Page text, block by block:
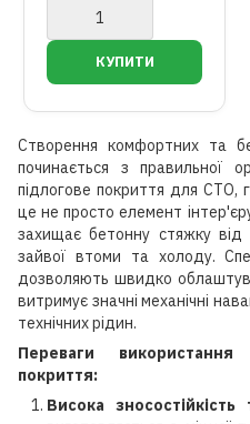
Створення комфортних та
починається з правильної
підлогове покриття для СТО,
це не просто елемент
захищає бетонну стяжку
зайвої втоми та холоду.
дозволяють швидко
витримує значні механічні
технічних рідин.
Переваги використання
покриття:
Висока зносостійкість